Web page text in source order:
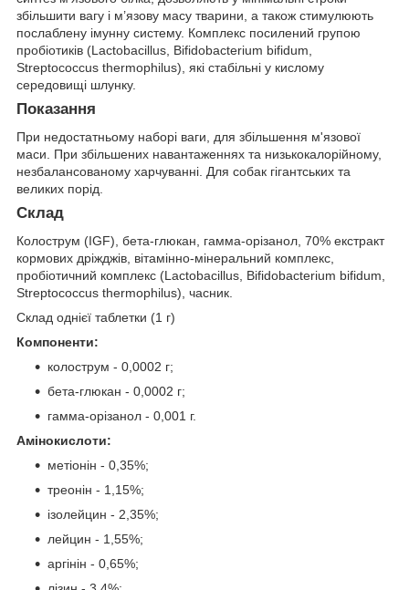
збільшити вагу і м’язову масу тварини, а також стимулюють
послаблену імунну систему. Комплекс посилений групою
пробіотиків (Lactobacillus, Bifidobacterium bifidum,
Streptococcus thermophilus), які стабільні у кислому
середовищі шлунку.
Показання
При недостатньому наборі ваги, для збільшення м'язової
маси. При збільшених навантаженнях та низькокалорійному,
незбалансованому харчуванні. Для собак гігантських та
великих порід.
Склад
Колострум (IGF), бета-глюкан, гамма-орізанол, 70% екстракт
кормових дріжджів, вітамінно-мінеральний комплекс,
пробіотичний комплекс (Lactobacillus, Bifidobacterium bifidum,
Streptococcus thermophilus), часник.
Склад однієї таблетки (1 г)
Компоненти:
колострум - 0,0002 г;
бета-глюкан - 0,0002 г;
гамма-орізанол - 0,001 г.
Амінокислоти:
метіонін - 0,35%;
треонін - 1,15%;
ізолейцин - 2,35%;
лейцин - 1,55%;
аргінін - 0,65%;